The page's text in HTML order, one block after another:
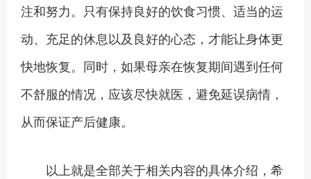
注和努力。只有保持良好的饮食习惯、适当的运
动、充足的休息以及良好的心态，才能让身体更
快地恢复。同时，如果母亲在恢复期间遇到任何
不舒服的情况，应该尽快就医，避免延误病情，
从而保证产后健康。
以上就是全部关于相关内容的具体介绍，希